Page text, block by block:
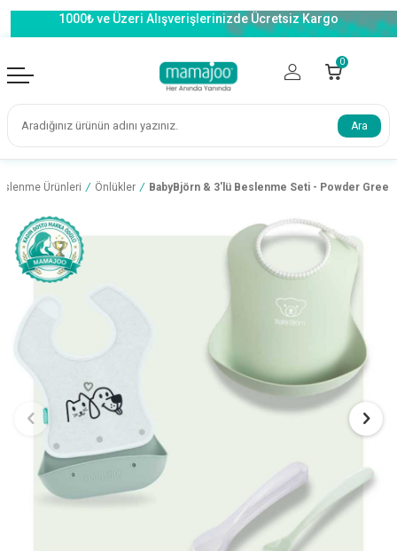
1000₺ ve Üzeri Alışverişlerinizde Ücretsiz Kargo
0
Ara
Ürünleri / Önlükler / BabyBjörn & 3'lü Beslenme Seti - Powder Green